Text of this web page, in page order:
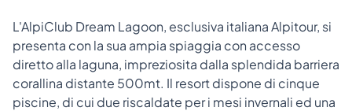
L'AlpiClub Dream Lagoon, esclusiva italiana Alpitour, si
presenta con la sua ampia spiaggia con accesso
diretto alla laguna, impreziosita dalla splendida barriera
corallina distante 500mt. Il resort dispone di cinque
piscine, di cui due riscaldate per i mesi invernali ed una